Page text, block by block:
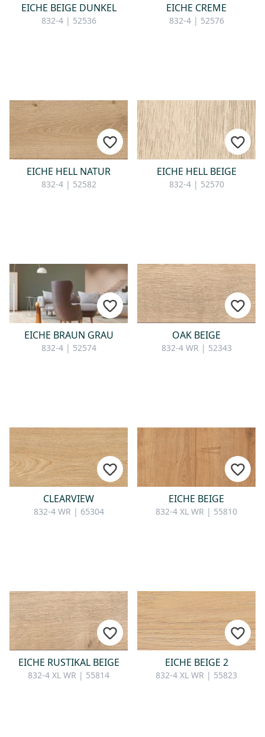
EICHE BEIGE DUNKEL
832-4 | 52536
EICHE CREME
832-4 | 52576
EICHE HELL NATUR
832-4 | 52582
EICHE HELL BEIGE
832-4 | 52570
EICHE BRAUN GRAU
832-4 | 52574
OAK BEIGE
832-4 WR | 52343
CLEARVIEW
832-4 WR | 65304
EICHE BEIGE
832-4 XL WR | 55810
EICHE RUSTIKAL BEIGE
832-4 XL WR | 55814
EICHE BEIGE 2
832-4 XL WR | 55823